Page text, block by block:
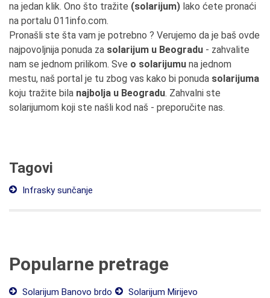
na jedan klik. Ono što tražite (solarijum) lako ćete pronaći
na portalu 011info.com.
Pronašli ste šta vam je potrebno ? Verujemo da je baš ovde
najpovoljnija ponuda za solarijum u Beogradu - zahvalite
nam se jednom prilikom. Sve o solarijumu na jednom
mestu, naš portal je tu zbog vas kako bi ponuda solarijuma
koju tražite bila najbolja u Beogradu. Zahvalni ste
solarijumom koji ste našli kod naš - preporučite nas.
Tagovi
Infrasky sunčanje
Popularne pretrage
Solarijum Banovo brdo
Solarijum Mirijevo